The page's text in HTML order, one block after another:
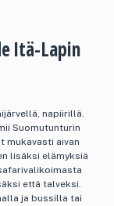
Itä-Lapin
napiirillä.
Suomutunturin
mukavasti aivan
lisäksi elämyksiä
että talveksi.
ja bussilla tai